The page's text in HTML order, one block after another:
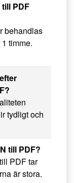
PDF
behandlas
timme.
tydligt och
till PDF?
PDF tar
är stora.